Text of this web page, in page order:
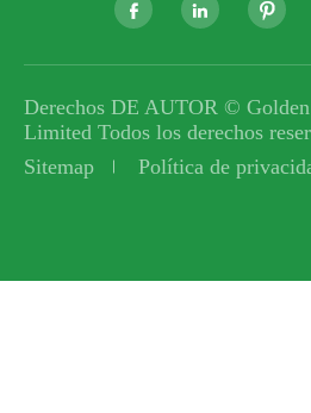
  
Derechos DE AUTOR ©
Limited Todos los derechos
Sitemap
Política de